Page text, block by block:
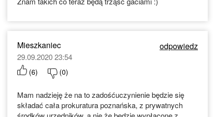
Mieszkaniec odpowiedz
29.09.2020 23:54
(6) (0)
Mam nadzieję że na to zadośćuczynienie będzie się
składać cała prokuratura poznańska, z prywatnych